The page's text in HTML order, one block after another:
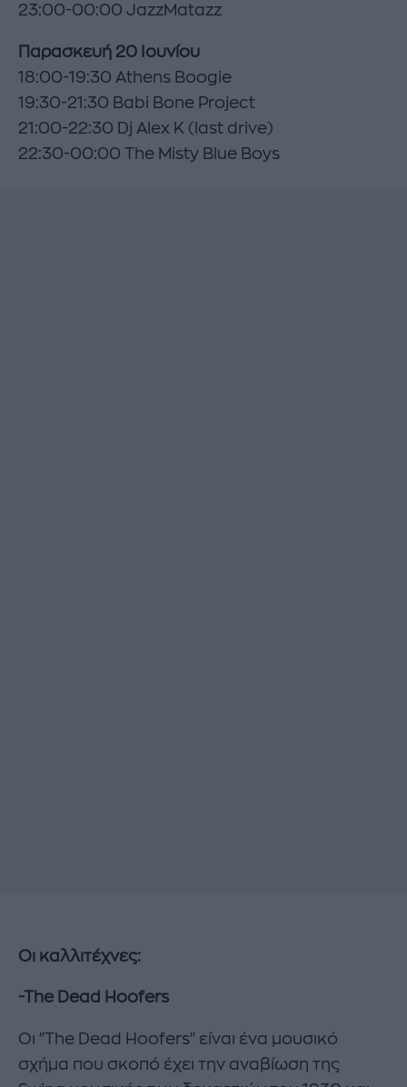
23:00-00:00 JazzMatazz
Παρασκευή 20 Ιουνίου
18:00-19:30 Athens Boogie
19:30-21:30 Babi Bone Project
21:00-22:30 Dj Alex K (last drive)
22:30-00:00 The Misty Blue Boys
Οι καλλιτέχνες:
-The Dead Hoofers
Οι "The Dead Hoofers" είναι ένα μουσικό
σχήμα που σκοπό έχει την αναβίωση της